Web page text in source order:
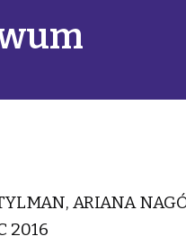
ARIANA
2016